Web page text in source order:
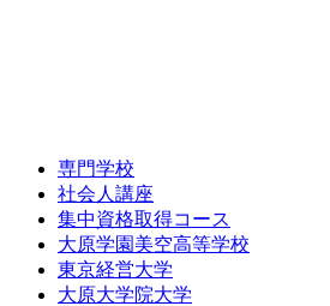
専門学校
社会人講座
集中資格取得コース
大原学園 美空高等学校
東京経営大学
大原大学院大学